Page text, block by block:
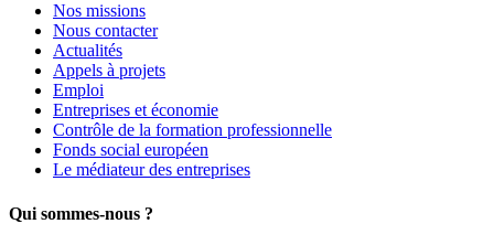
Nos missions
Nous contacter
Actualités
Appels à projets
Emploi
Entreprises et économie
Contrôle de la formation professionnelle
Fonds social européen
Le médiateur des entreprises
Qui sommes-nous ?